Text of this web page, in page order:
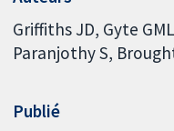
Griffiths JD Gyte GML
Paranjothy S
Publié